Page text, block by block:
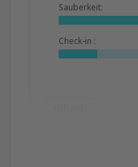
Sauberkeit:
Check-in :